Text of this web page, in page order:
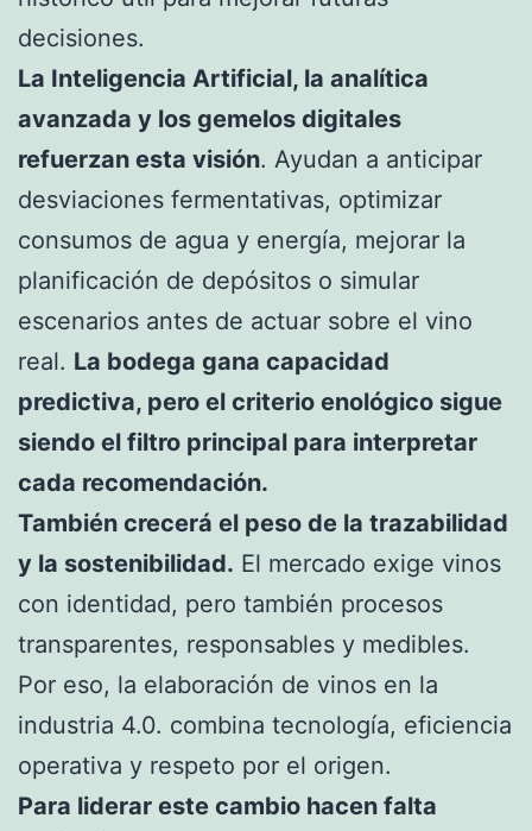
decisiones.
La Inteligencia Artificial, la analítica
avanzada y los gemelos digitales
refuerzan esta visión. Ayudan a anticipar
desviaciones fermentativas, optimizar
consumos de agua y energía, mejorar la
planificación de depósitos o simular
escenarios antes de actuar sobre el vino
real. La bodega gana capacidad
predictiva, pero el criterio enológico sigue
siendo el filtro principal para interpretar
cada recomendación.
También crecerá el peso de la trazabilidad
y la sostenibilidad. El mercado exige vinos
con identidad, pero también procesos
transparentes, responsables y medibles.
Por eso, la elaboración de vinos en la
industria 4.0. combina tecnología, eficiencia
operativa y respeto por el origen.
Para liderar este cambio hacen falta